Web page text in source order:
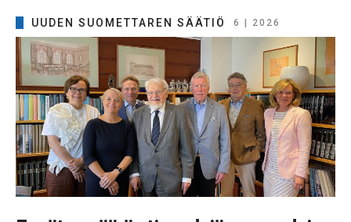
UUDEN SUOMETTAREN SÄÄTIÖ 6 | 2026